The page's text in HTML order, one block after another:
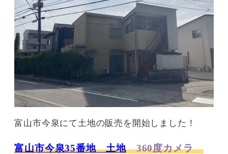
富山市今泉にて土地の販売を開始しました！
富山市今泉35番地 土地360度カメラ